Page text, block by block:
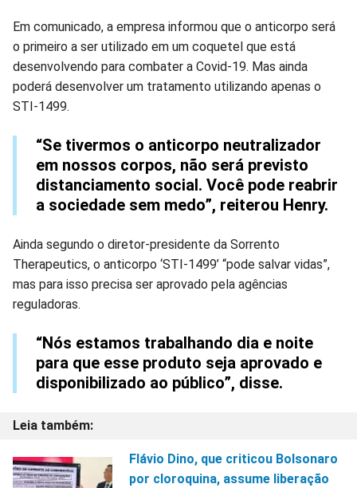
Em comunicado, a empresa informou que o anticorpo será
o primeiro a ser utilizado em um coquetel que está
desenvolvendo para combater a Covid-19. Mas ainda
poderá desenvolver um tratamento utilizando apenas o
STI-1499.
“Se tivermos o anticorpo neutralizador
em nossos corpos, não será previsto
distanciamento social. Você pode reabrir
a sociedade sem medo”, reiterou Henry.
Ainda segundo o diretor-presidente da Sorrento
Therapeutics, o anticorpo ‘STI-1499’ “pode salvar vidas”,
mas para isso precisa ser aprovado pela agências
reguladoras.
“Nós estamos trabalhando dia e noite
para que esse produto seja aprovado e
disponibilizado ao público”, disse.
Flávio Dino, que criticou Bolsonaro
por cloroquina, assume liberação